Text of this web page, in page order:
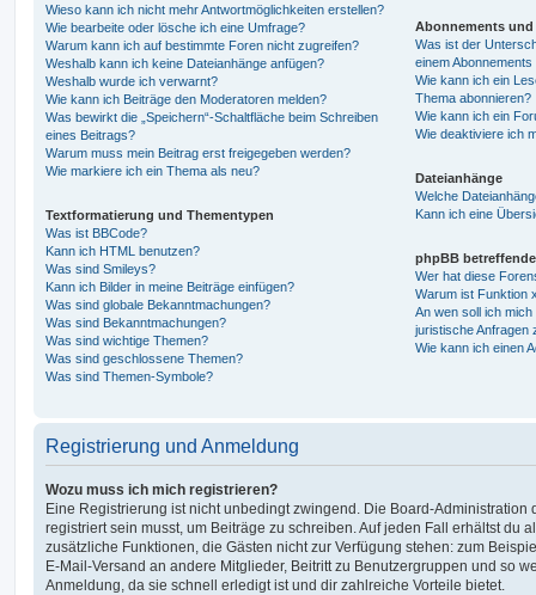
Wieso kann ich nicht mehr Antwortmöglichkeiten erstellen?
Wie bearbeite oder lösche ich eine Umfrage?
Warum kann ich auf bestimmte Foren nicht zugreifen?
Weshalb kann ich keine Dateianhänge anfügen?
Weshalb wurde ich verwarnt?
Wie kann ich Beiträge den Moderatoren melden?
Was bewirkt die „Speichern“-Schaltfläche beim Schreiben
eines Beitrags?
Warum muss mein Beitrag erst freigegeben werden?
Wie markiere ich ein Thema als neu?
Textformatierung und Thementypen
Was ist BBCode?
Kann ich HTML benutzen?
Was sind Smileys?
Kann ich Bilder in meine Beiträge einfügen?
Was sind globale Bekanntmachungen?
Was sind Bekanntmachungen?
Was sind wichtige Themen?
Was sind geschlossene Themen?
Was sind Themen-Symbole?
Abonnements und
Was ist der
einem
Wie kann ich ein
Thema abonnieren?
Wie kann ich ein
Wie deaktiviere ich
Dateianhänge
Welche
Kann ich eine
phpBB
Wer hat diese
Warum ist Funktion
An wen soll ich
juristische Anfragen
Wie kann ich einen
Registrierung und Anmeldung
Wozu muss ich mich registrieren?
Eine Registrierung ist nicht unbedingt zwingend. Die Board-Administration
registriert sein musst, um Beiträge zu schreiben. Auf jeden Fall erhältst du
zusätzliche Funktionen, die Gästen nicht zur Verfügung stehen: zum
E-Mail-Versand an andere Mitglieder, Beitritt zu Benutzergruppen und so
Anmeldung, da sie schnell erledigt ist und dir zahlreiche Vorteile bietet.